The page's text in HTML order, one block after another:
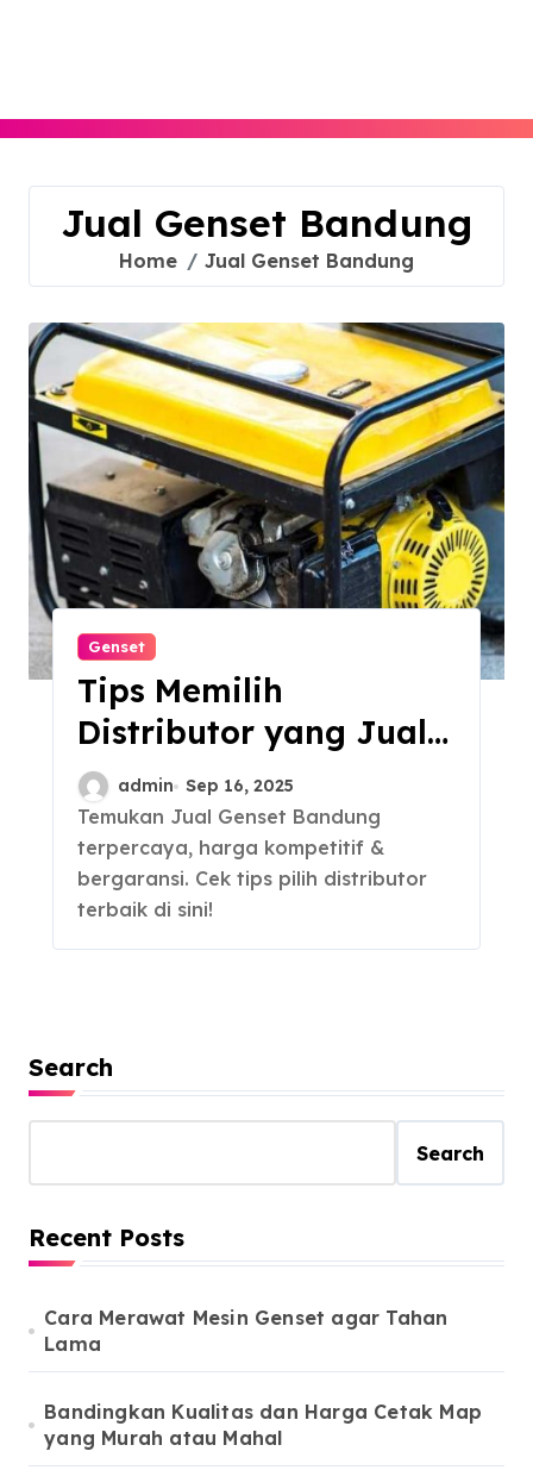
Jual Genset Bandung
Home Jual Genset Bandung
Genset
Tips Memilih
Distributor yang Jual
Genset Bandung
admin Sep 16, 2025
Temukan Jual Genset Bandung
terpercaya, harga kompetitif &
bergaransi. Cek tips pilih distributor
terbaik di sini!
Search
Search
Recent Posts
Cara Merawat Mesin Genset agar Tahan
Lama
Bandingkan Kualitas dan Harga Cetak Map
yang Murah atau Mahal